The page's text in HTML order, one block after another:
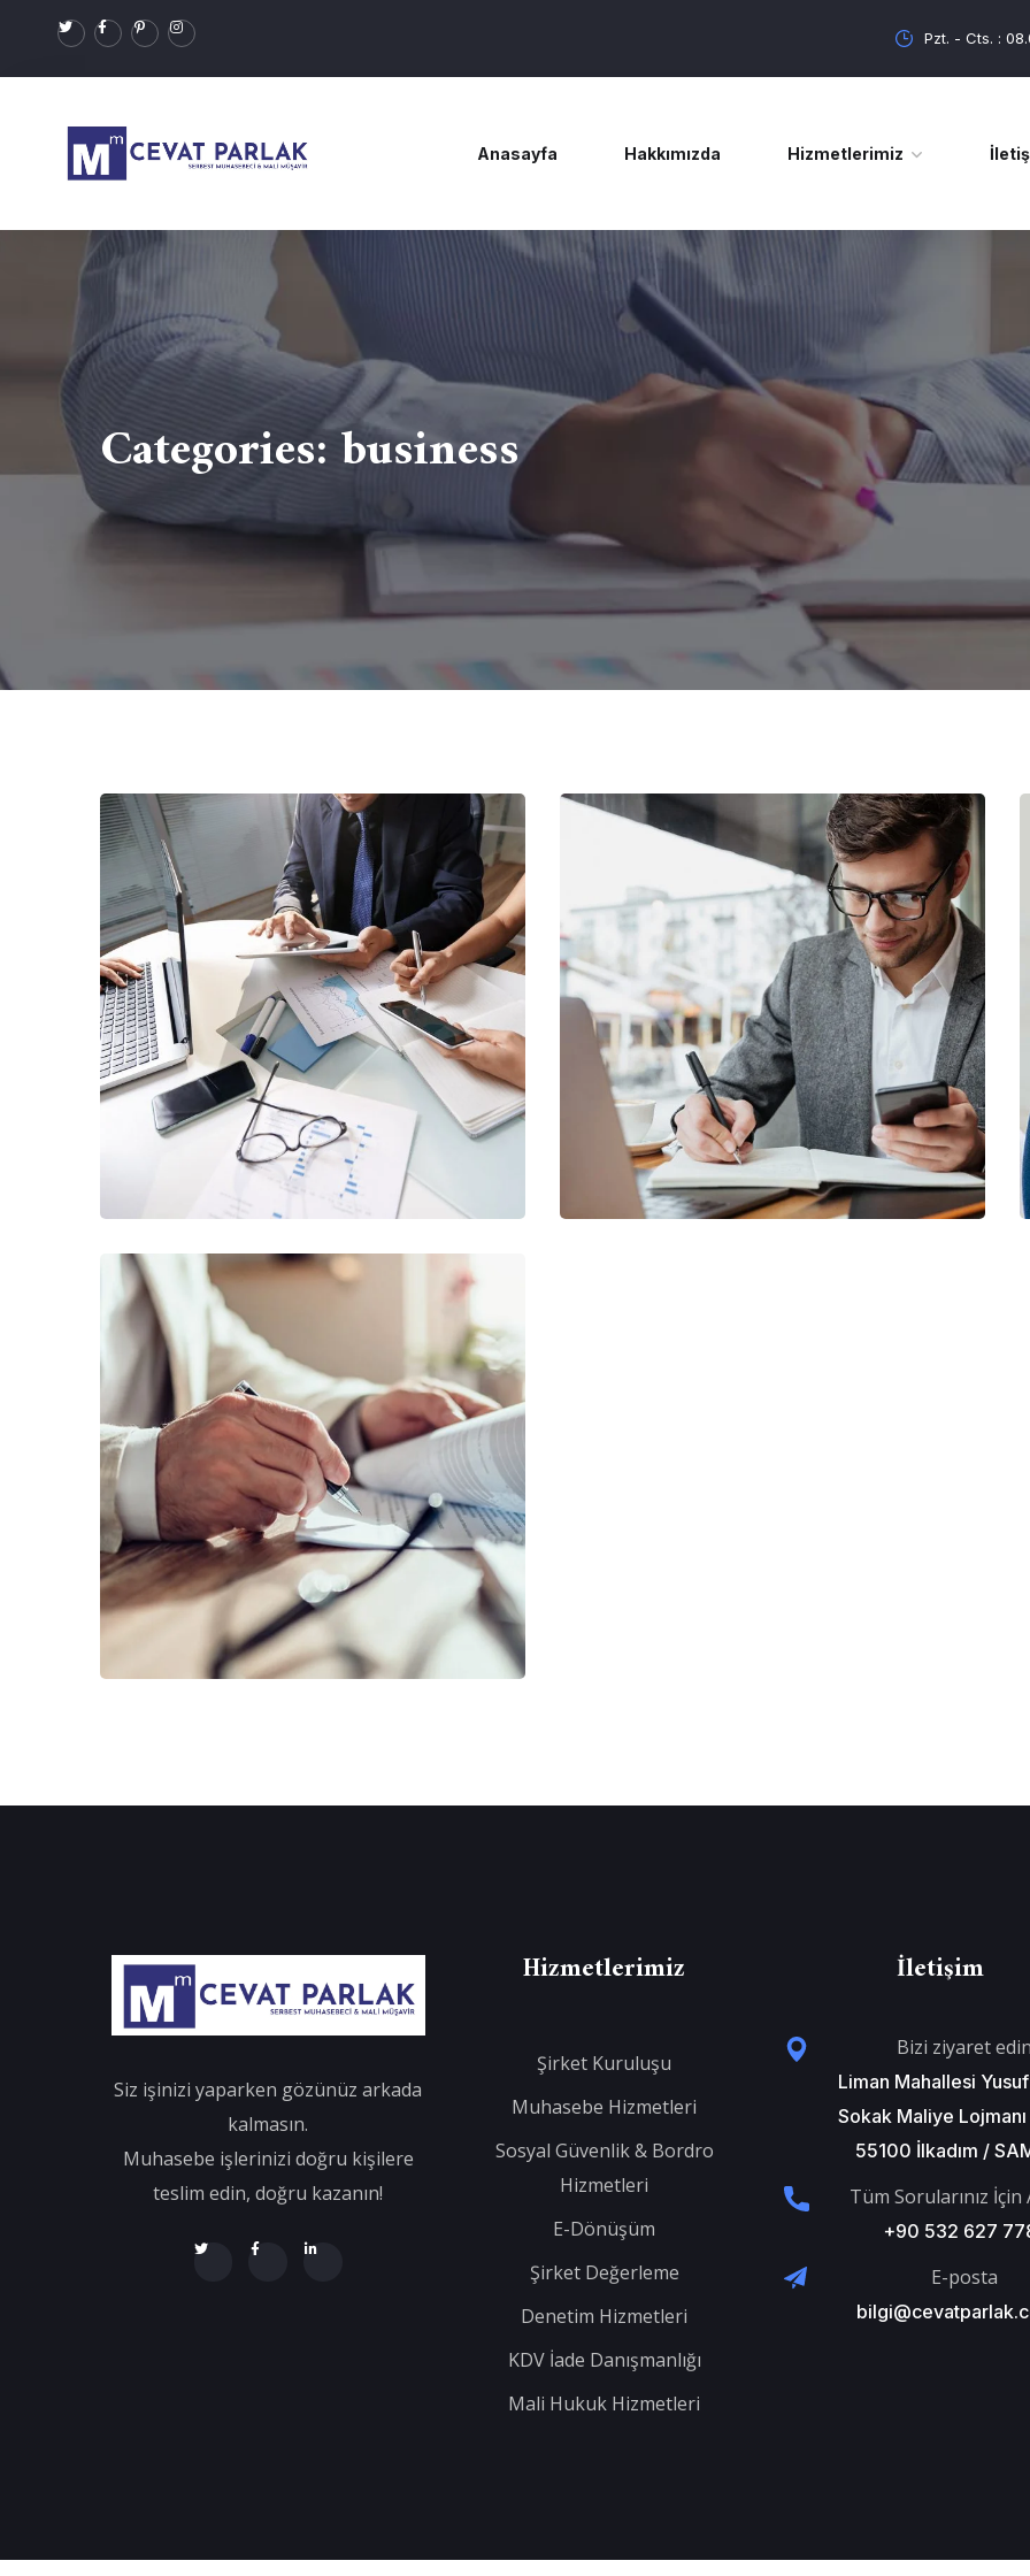
Pzt. - Cts. :
Anasayfa Hakkımızda Hizmetlerimiz
Categories:business
Business Consultation
BUSINESS/ FINANCE
Enterprise Loan
BUSINESS/MARKETING
Business Planning
BUSINESS/STARTUP
Siz işinizi yaparken gözünüz arkada
kalmasın.
Muhasebe işlerinizi doğru kişilere
teslim edin, doğru kazanın!
Hizmetlerimiz
Şirket Kuruluşu
Muhasebe Hizmetleri
Sosyal Güvenlik & Bordro
Hizmetleri
E-Dönüşüm
Şirket Değerleme
Denetim Hizmetleri
KDV İade Danışmanlığı
Mali Hukuk Hizmetleri
İletişim
Bizi ziyaret edin
Liman Mahallesi
Sokak Maliye
55100 İlkadım /
Tüm Sorularınız İçin
+90 532 627
E-posta